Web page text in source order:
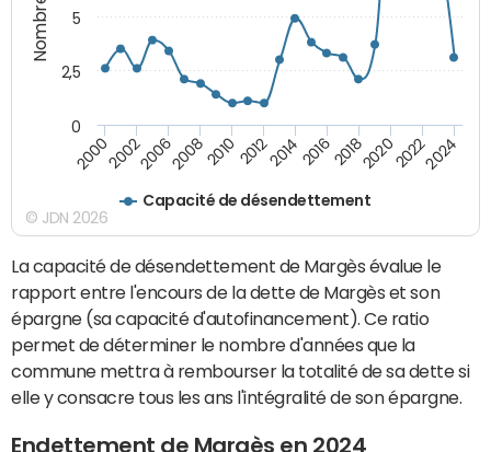
Capacité de désendettement
20002002200620082010 2012201420162018202020222024
0
2,5
5
© JDN 2026
La capacité de désendettement de Margès évalue le
rapport entre l'encours de la dette de Margès et son
épargne (sa capacité d'autofinancement). Ce ratio
permet de déterminer le nombre d'années que la
commune mettra à rembourser la totalité de sa dette si
elle y consacre tous les ans l'intégralité de son épargne.
Endettement de Margès en 2024